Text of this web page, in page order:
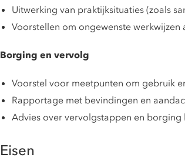
Uitwerking van praktijksituaties (zoals
Voorstellen om ongewenste
Borging en vervolg
Voorstel voor meetpunten om gebruik
Rapportage met bevindingen en
Advies over vervolgstappen en
Eisen